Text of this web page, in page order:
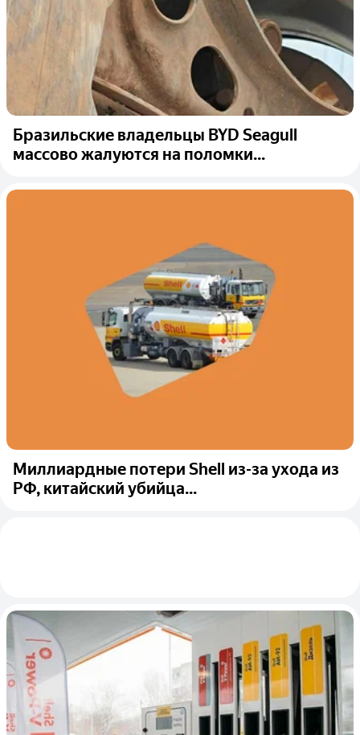
Бразильские владельцы BYD Seagull
массово жалуются на поломки...
Миллиардные потери Shell из-за ухода из
РФ, китайский убийца...